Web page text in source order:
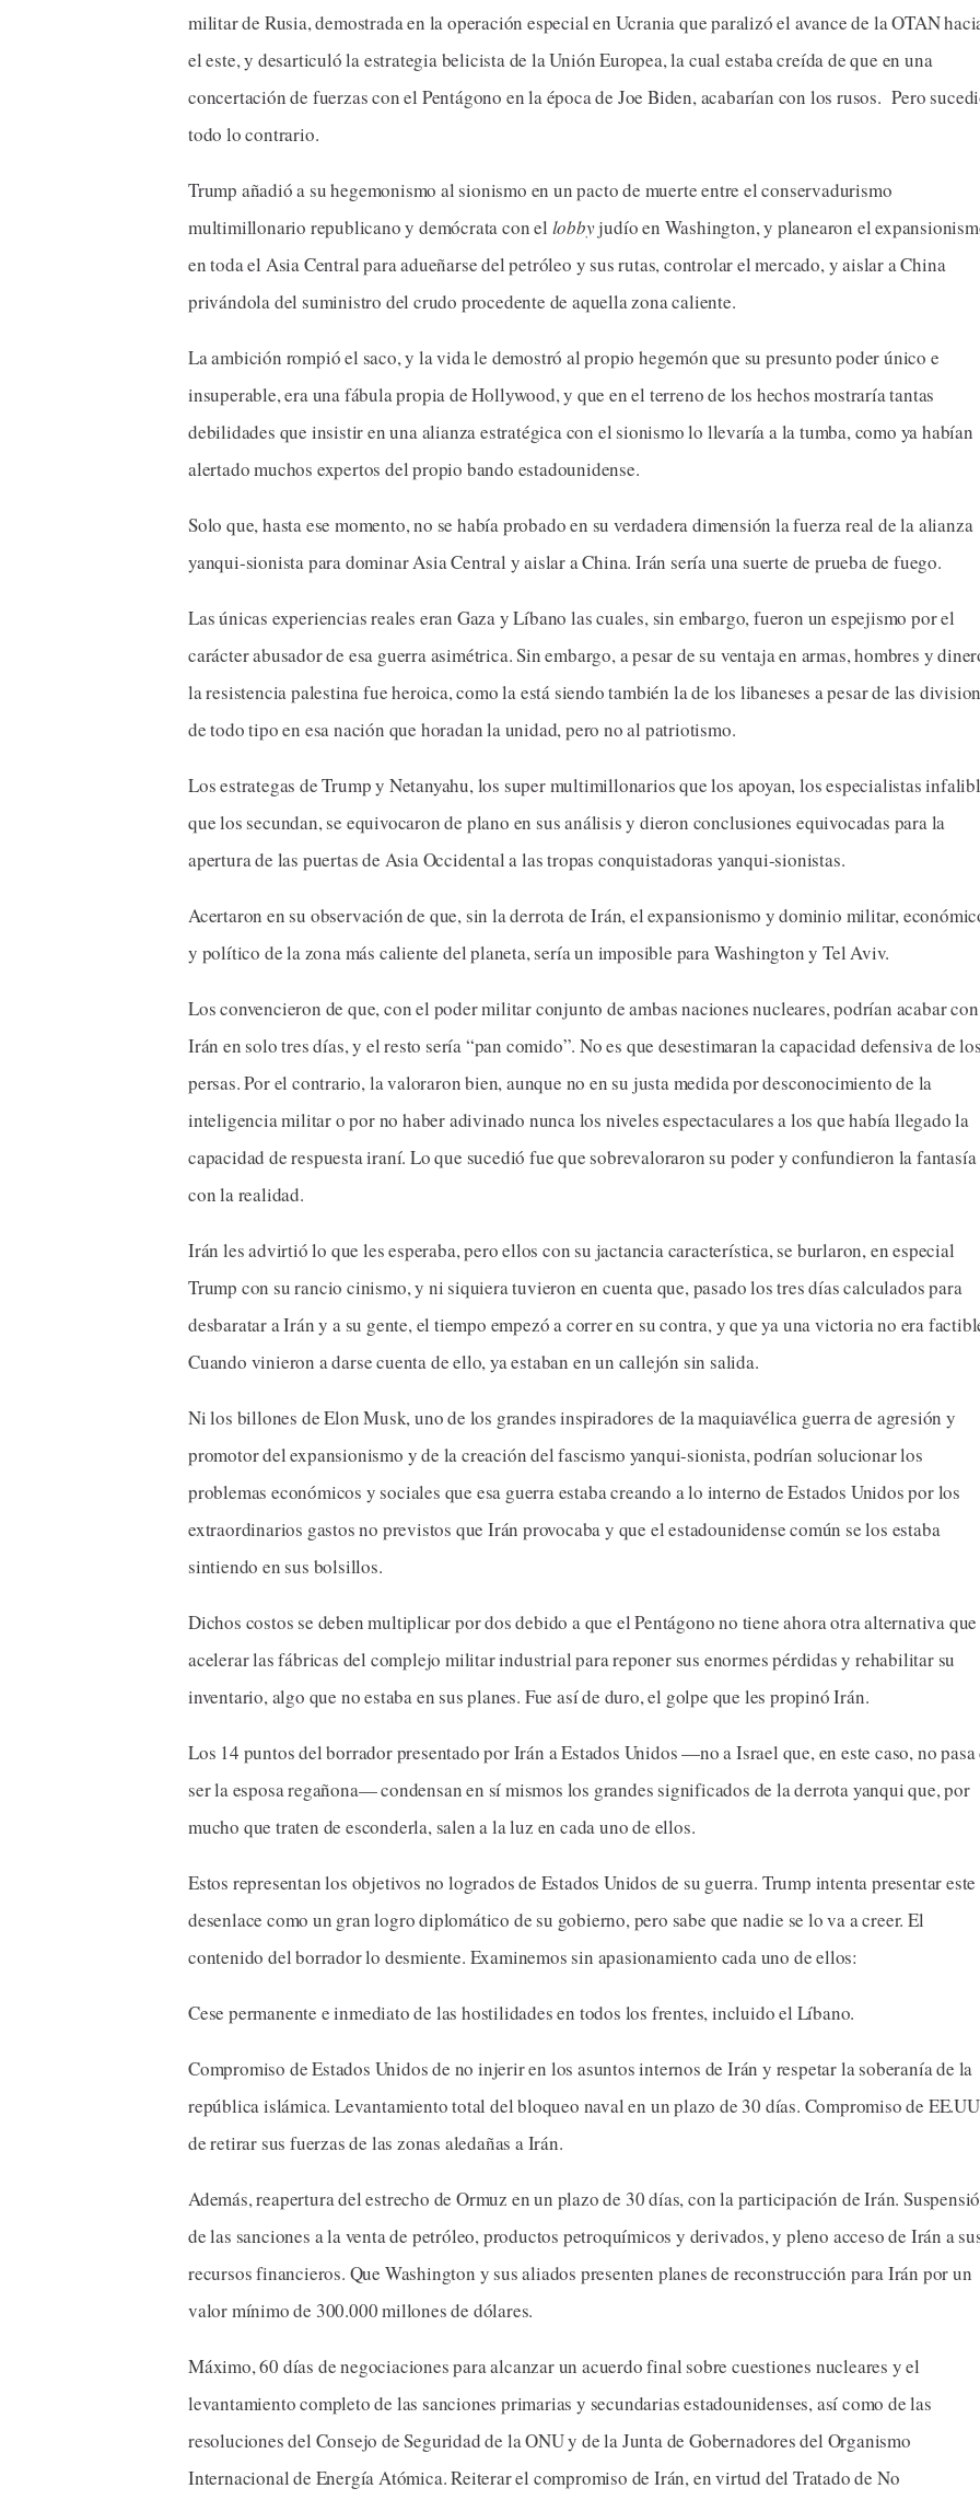
militar de Rusia, demostrada en la operación especial en Ucrania que paralizó el avance de la OTAN
el este, y desarticuló la estrategia belicista de la Unión Europea, la cual estaba creída de que en una
concertación de fuerzas con el Pentágono en la época de Joe Biden, acabarían con los rusos. Pero
todo lo contrario.
Trump añadió a su hegemonismo al sionismo en un pacto de muerte entre el conservadurismo
multimillonario republicano y demócrata con el lobbyjudío en Washington, y planearon el
en toda el Asia Central para adueñarse del petróleo y sus rutas, controlar el mercado, y aislar a China
privándola del suministro del crudo procedente de aquella zona caliente.
La ambición rompió el saco, y la vida le demostró al propio hegemón que su presunto poder único e
insuperable, era una fábula propia de Hollywood, y que en el terreno de los hechos mostraría tantas
debilidades que insistir en una alianza estratégica con el sionismo lo llevaría a la tumba, como ya habían
alertado muchos expertos del propio bando estadounidense.
Solo que, hasta ese momento, no se había probado en su verdadera dimensión la fuerza real de la alianza
yanqui-sionista para dominar Asia Central y aislar a China. Irán sería una suerte de prueba de fuego.
Las únicas experiencias reales eran Gaza y Líbano las cuales, sin embargo, fueron un espejismo por el
carácter abusador de esa guerra asimétrica. Sin embargo, a pesar de su ventaja en armas, hombres y
la resistencia palestina fue heroica, como la está siendo también la de los libaneses a pesar de las
de todo tipo en esa nación que horadan la unidad, pero no al patriotismo.
Los estrategas de Trump y Netanyahu, los super multimillonarios que los apoyan, los especialistas
que los secundan, se equivocaron de plano en sus análisis y dieron conclusiones equivocadas para la
apertura de las puertas de Asia Occidental a las tropas conquistadoras yanqui-sionistas.
Acertaron en su observación de que, sin la derrota de Irán, el expansionismo y dominio militar,
y político de la zona más caliente del planeta, sería un imposible para Washington y Tel Aviv.
Los convencieron de que, con el poder militar conjunto de ambas naciones nucleares, podrían acabar con
Irán en solo tres días, y el resto sería “pan comido”. No es que desestimaran la capacidad defensiva de
persas. Por el contrario, la valoraron bien, aunque no en su justa medida por desconocimiento de la
inteligencia militar o por no haber adivinado nunca los niveles espectaculares a los que había llegado la
capacidad de respuesta iraní. Lo que sucedió fue que sobrevaloraron su poder y confundieron la fantasía
con la realidad.
Irán les advirtió lo que les esperaba, pero ellos con su jactancia característica, se burlaron, en especial
Trump con su rancio cinismo, y ni siquiera tuvieron en cuenta que, pasado los tres días calculados para
desbaratar a Irán y a su gente, el tiempo empezó a correr en su contra, y que ya una victoria no era
Cuando vinieron a darse cuenta de ello, ya estaban en un callejón sin salida.
Ni los billones de Elon Musk, uno de los grandes inspiradores de la maquiavélica guerra de agresión y
promotor del expansionismo y de la creación del fascismo yanqui-sionista, podrían solucionar los
problemas económicos y sociales que esa guerra estaba creando a lo interno de Estados Unidos por los
extraordinarios gastos no previstos que Irán provocaba y que el estadounidense común se los estaba
sintiendo en sus bolsillos.
Dichos costos se deben multiplicar por dos debido a que el Pentágono no tiene ahora otra alternativa que
acelerar las fábricas del complejo militar industrial para reponer sus enormes pérdidas y rehabilitar su
inventario, algo que no estaba en sus planes. Fue así de duro, el golpe que les propinó Irán.
Los 14 puntos del borrador presentado por Irán a Estados Unidos —no a Israel que, en este caso, no pasa
ser la esposa regañona— condensan en sí mismos los grandes significados de la derrota yanqui que, por
mucho que traten de esconderla, salen a la luz en cada uno de ellos.
Estos representan los objetivos no logrados de Estados Unidos de su guerra. Trump intenta presentar este
desenlace como un gran logro diplomático de su gobierno, pero sabe que nadie se lo va a creer. El
contenido del borrador lo desmiente. Examinemos sin apasionamiento cada uno de ellos:
Cese permanente e inmediato de las hostilidades en todos los frentes, incluido el Líbano.
Compromiso de Estados Unidos de no injerir en los asuntos internos de Irán y respetar la soberanía de la
república islámica. Levantamiento total del bloqueo naval en un plazo de 30 días. Compromiso de
de retirar sus fuerzas de las zonas aledañas a Irán.
Además, reapertura del estrecho de Ormuz en un plazo de 30 días, con la participación de Irán.
de las sanciones a la venta de petróleo, productos petroquímicos y derivados, y pleno acceso de Irán a
recursos financieros. Que Washington y sus aliados presenten planes de reconstrucción para Irán por un
valor mínimo de 300.000 millones de dólares.
Máximo, 60 días de negociaciones para alcanzar un acuerdo final sobre cuestiones nucleares y el
levantamiento completo de las sanciones primarias y secundarias estadounidenses, así como de las
resoluciones del Consejo de Seguridad de la ONU y de la Junta de Gobernadores del Organismo
Internacional de Energía Atómica. Reiterar el compromiso de Irán, en virtud del Tratado de No